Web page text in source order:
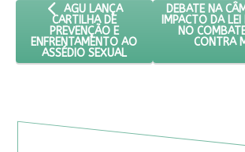
ARTIGO ANTERIOR: AGU LANÇA
AGU LANÇA
CARTILHA DE
PREVENÇÃO E
ENFRENTAMENTO AO
ASSÉDIO SEXUAL
PRÓXIMO
DEBATE NA
IMPACTO DA
NO
CONTRA